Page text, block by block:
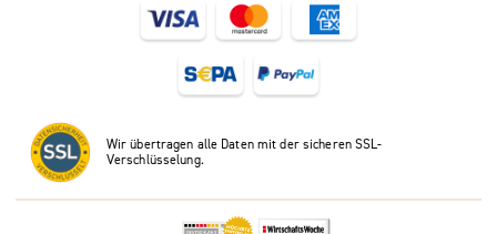
Wir übertragen alle Daten mit der sicheren SSL-
Verschlüsselung.